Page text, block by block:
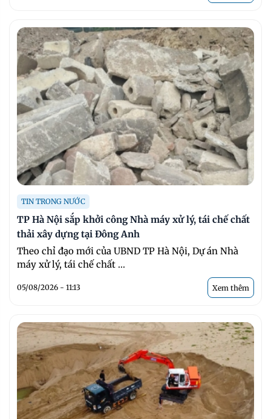
TIN TRONG NƯỚC
TP Hà Nội sắp khởi công Nhà máy xử lý, tái chế chất
thải xây dựng tại Đông Anh
Theo chỉ đạo mới của UBND TP Hà Nội, Dự án Nhà
máy xử lý, tái chế chất ...
05/08/2026 - 11:13 Xem thêm